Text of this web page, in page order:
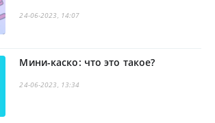
24-06-2023, 14:07
Мини-каско: что это такое?
24-06-2023, 13:34